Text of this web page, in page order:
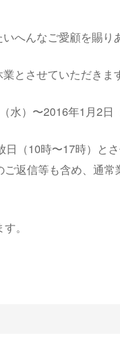
へんなご愛顧を賜り
とさせていただきま
水）〜2016年1月2日
（10時〜17時）とさ
返信等も含め、通
。